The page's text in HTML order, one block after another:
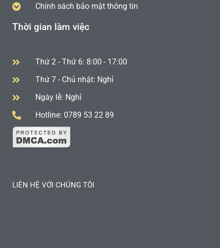
Chính sách bảo mật thông tin
Thời gian làm việc
Thứ 2 - Thứ 6: 8:00 - 17:00
Thứ 7 - Chủ nhật: Nghỉ
Ngày lễ: Nghỉ
Hotline: 0789 53 22 89
LIÊN HỆ VỚI CHÚNG TÔI